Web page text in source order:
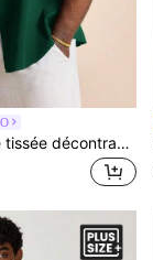
EASEVO Chemise tissée décontractée ample à manches courtes pour hommes grande taille, pour le port quotidien, les vacances, les cadeaux de la fête des pères